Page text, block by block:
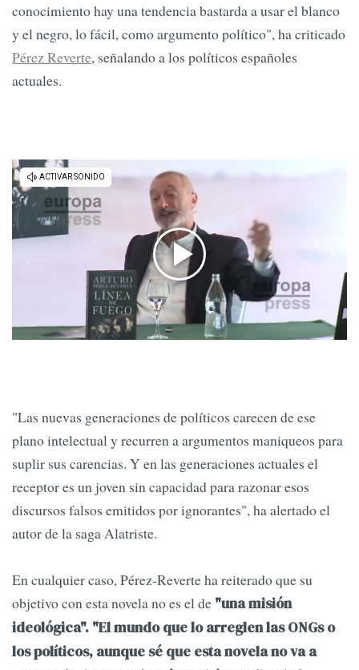
conocimiento hay una tendencia bastarda a usar el blanco
y el negro, lo fácil, como argumento político", ha criticado
Pérez Reverte, señalando a los políticos españoles
actuales.
"Las nuevas generaciones de políticos carecen de ese
plano intelectual y recurren a argumentos maniqueos para
suplir sus carencias. Y en las generaciones actuales el
receptor es un joven sin capacidad para razonar esos
discursos falsos emitidos por ignorantes", ha alertado el
autor de la saga Alatriste.
En cualquier caso, Pérez-Reverte ha reiterado que su
objetivo con esta novela no es el de "una misión
ideológica". "El mundo que lo arreglen las ONGs o
los políticos, aunque sé que esta novela no va a